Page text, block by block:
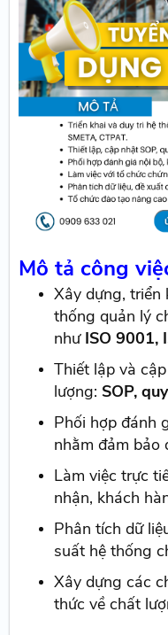
Mô tả công
Xây dựng, triển
thống quản lý
như ISO 9001,
Thiết lập và
lượng: SOP,
Phối hợp đánh
nhằm đảm bảo
Làm việc trực
nhận, khách
Phân tích dữ
suất hệ thống
Xây dựng các
thức về chất